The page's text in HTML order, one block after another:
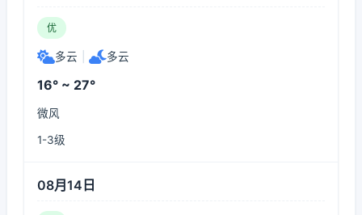
优
多云 多云
16° ~ 27°
微风
1-3级
08月14日